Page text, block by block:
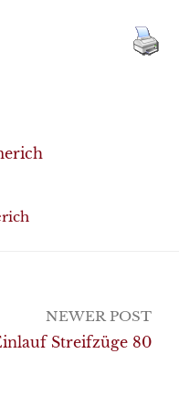
NEWER POST
Streifzüge 80